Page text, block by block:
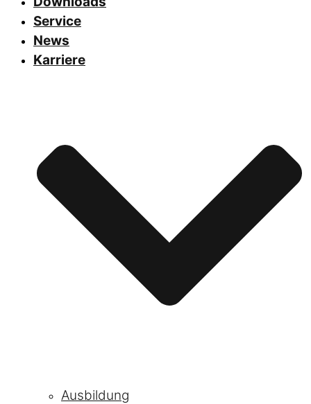
Service
News
Karriere
Ausbildung